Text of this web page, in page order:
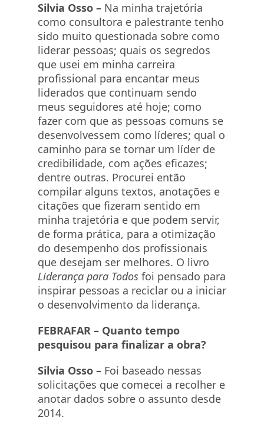
Silvia Osso – Na minha trajetória
como consultora e palestrante tenho
sido muito questionada sobre como
liderar pessoas; quais os segredos
que usei em minha carreira
profissional para encantar meus
liderados que continuam sendo
meus seguidores até hoje; como
fazer com que as pessoas comuns se
desenvolvessem como líderes; qual o
caminho para se tornar um líder de
credibilidade, com ações eficazes;
dentre outras. Procurei então
compilar alguns textos, anotações e
citações que fizeram sentido em
minha trajetória e que podem servir,
de forma prática, para a otimização
do desempenho dos profissionais
que desejam ser melhores. O livro
Liderança para Todos foi pensado para
inspirar pessoas a reciclar ou a iniciar
o desenvolvimento da liderança.
FEBRAFAR – Quanto tempo
pesquisou para finalizar a obra?
Silvia Osso – Foi baseado nessas
solicitações que comecei a recolher e
anotar dados sobre o assunto desde
2014.